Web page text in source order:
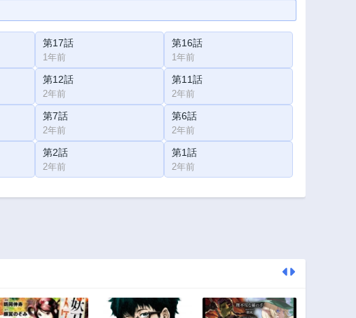
第17話
1年前
第16話
1年前
第12話
2年前
第11話
2年前
第7話
2年前
第6話
2年前
第2話
2年前
第1話
2年前